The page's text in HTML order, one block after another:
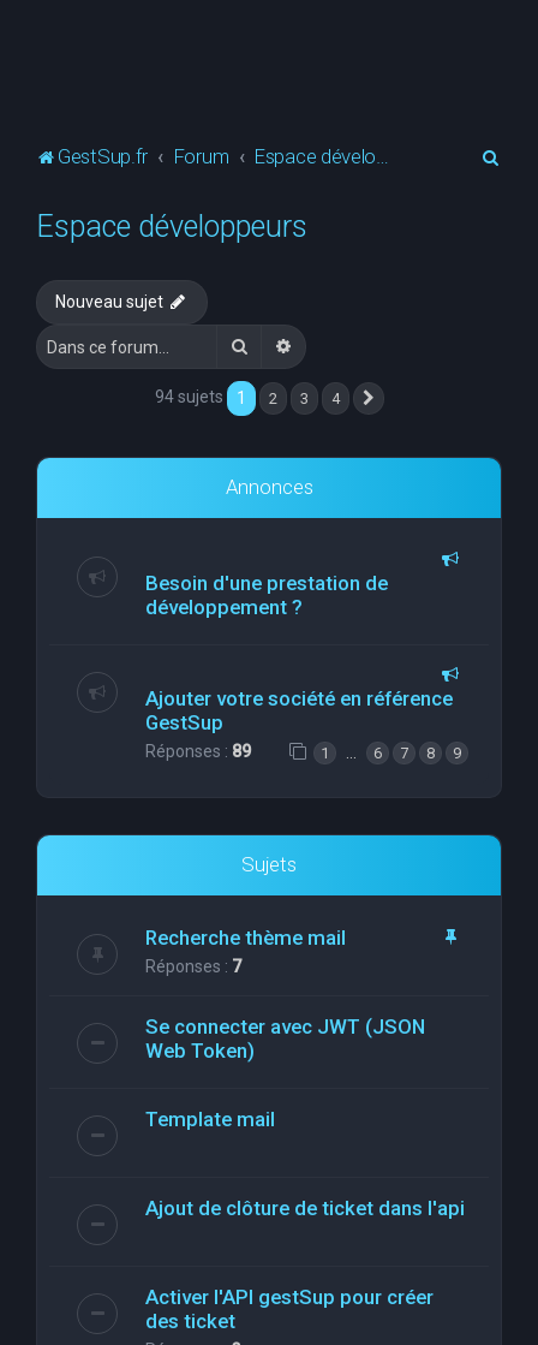
GestSup.fr Forum Espace développeurs
Espace développeurs
Nouveau sujet
RechercherRecherche avancée
94 sujets 1 2 3 4
Annonces
Besoin d'une prestation de
développement ?
Ajouter votre société en référence
GestSup
Réponses : 89 1 … 6 7 8 9
Sujets
Recherche thème mail
Réponses : 7
Se connecter avec JWT (JSON
Web Token)
Template mail
Ajout de clôture de ticket dans l'api
Activer l'API gestSup pour créer
des ticket